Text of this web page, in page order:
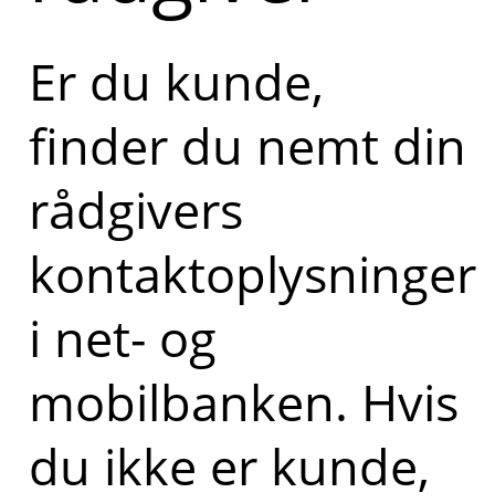
Er du kunde,
finder du nemt din
rådgivers
kontaktoplysninger
i net- og
mobilbanken. Hvis
du ikke er kunde,